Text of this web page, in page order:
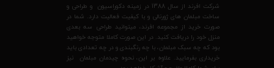
شرکت افرند از سال 1388 در زمینه دکوراسیون و طراحی و
ساخت مبلمان های ژورنالی و با کیفیت فعالیت دارد. شما در
صورت خرید از مجموعه افرند، میتوانید طراحی سه بعدی
منزل خود را دریافت کنید. در این صورت کاملا متوجه خواهید
بود که چه سبک مبلمان، با چه رنگبندی و در چه تعدادی باید
خریداری بفرمایید. علاوه بر این، نحوه چیدمان مبلمان نیز